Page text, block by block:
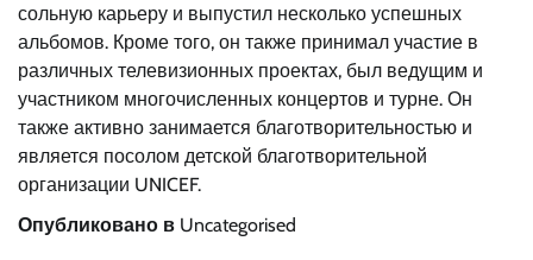
сольную карьеру и выпустил несколько успешных
альбомов. Кроме того, он также принимал участие в
различных телевизионных проектах, был ведущим и
участником многочисленных концертов и турне. Он
также активно занимается благотворительностью и
является посолом детской благотворительной
организации UNICEF.
Опубликовано в Uncategorised